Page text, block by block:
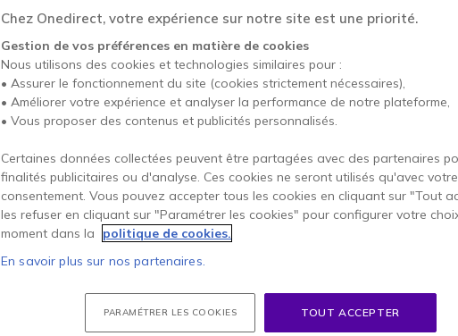
Épuisé
2 ans de garantie
Payez en 4 sans frais (
Points Forts
Casque cycliste tout-terrain
ÉclairageLED arrièreintégré
Expérience sonore HD:
:
groupe
Portée Bluetooth Intercom de
Bluetooth 4.1: appairage
Livré avec
Chez Onedirect, votre expérience sur notre site est une priorité.
Gestion de vos préférences en matière de cookies
Nous utilisons des cookies et technologies similaires pour :
• Assurer le fonctionnement du site (cookies strictement nécessaires),
• Améliorer votre expérience et analyser la performance de notre plateforme,
• Vous proposer des contenus et publicités personnalisés.
Certaines données collectées peuvent être partagées avec des partenaires
finalités publicitaires ou d'analyse. Ces cookies ne seront utilisés qu'avec votre
consentement. Vous pouvez accepter tous les cookies en cliquant sur "Tout
les refuser en cliquant sur "Paramétrer les cookies" pour configurer votre
moment dans la
politique de cookies.
En savoir plus sur nos partenaires.
PARAMÉTRER LES COOKIES TOUT ACCEPTER